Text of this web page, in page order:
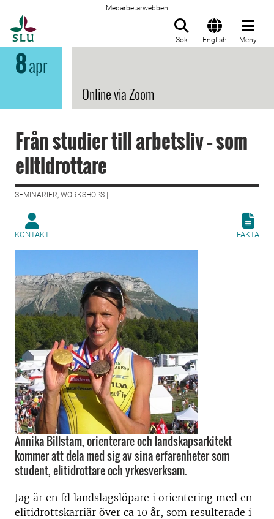
Medarbetarwebben
Sök English Meny
8apr
Online via Zoom
Från studier till arbetsliv – som
elitidrottare
SEMINARIER, WORKSHOPS |
KONTAKT FAKTA
Annika Billstam, orienterare och landskapsarkitekt
kommer att dela med sig av sina erfarenheter som
student, elitidrottare och yrkesverksam.
Jag är en fd landslagslöpare i orientering med en
elitidrottskarriär över ca 10 år, som resulterade i